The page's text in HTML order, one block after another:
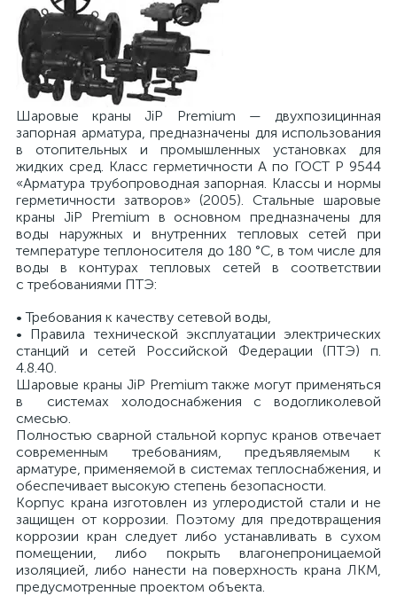
Шаровые краны JiP Premium — двухпозицинная
запорная арматура, предназначены для использования
в отопительных и промышленных установках для
жидких сред. Класс герметичности А по ГОСТ Р 9544
«Арматура трубопроводная запорная. Классы и нормы
герметичности затворов» (2005). Стальные шаровые
краны JiP Premium в основном предназначены для
воды наружных и внутренних тепловых сетей при
температуре теплоносителя до 180 °С, в том числе для
воды в контурах тепловых сетей в соответствии
с требованиями ПТЭ:
• Требования к качеству сетевой воды,
• Правила технической эксплуатации электрических
станций и сетей Российской Федерации (ПТЭ) п.
4.8.40.
Шаровые краны JiP Premium также могут применяться
в системах холодоснабжения с водогликолевой
смесью.
Полностью сварной стальной корпус кранов отвечает
современным требованиям, предъявляемым к
арматуре, применяемой в системах теплоснабжения, и
обеспечивает высокую степень безопасности.
Корпус крана изготовлен из углеродистой стали и не
защищен от коррозии. Поэтому для предотвращения
коррозии кран следует либо устанавливать в сухом
помещении, либо покрыть влагонепроницаемой
изоляцией, либо нанести на поверхность крана ЛКМ,
предусмотренные проектом объекта.